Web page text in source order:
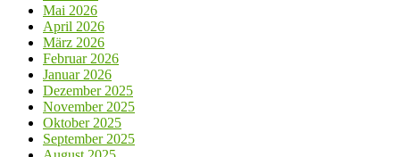
Mai 2026
April 2026
März 2026
Februar 2026
Januar 2026
Dezember 2025
November 2025
Oktober 2025
September 2025